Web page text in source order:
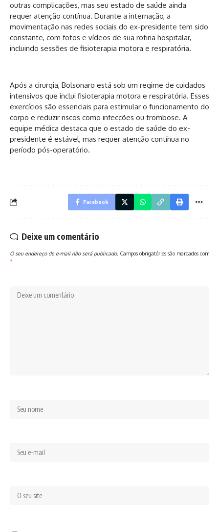
outras complicações, mas seu estado de saúde ainda
requer atenção contínua. Durante a internação, a
movimentação nas redes sociais do ex-presidente tem sido
constante, com fotos e vídeos de sua rotina hospitalar,
incluindo sessões de fisioterapia motora e respiratória.
Após a cirurgia, Bolsonaro está sob um regime de cuidados
intensivos que inclui fisioterapia motora e respiratória. Esses
exercícios são essenciais para estimular o funcionamento do
corpo e reduzir riscos como infecções ou trombose. A
equipe médica destaca que o estado de saúde do ex-
presidente é estável, mas requer atenção contínua no
período pós-operatório.
Facebook
Deixe um comentário
O seu endereço de e-mail não será publicado. Campos obrigatórios são marcados com
*